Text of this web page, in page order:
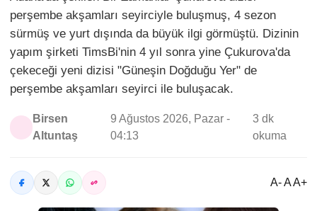
perşembe akşamları seyirciyle buluşmuş, 4 sezon
sürmüş ve yurt dışında da büyük ilgi görmüştü. Dizinin
yapım şirketi TimsBi'nin 4 yıl sonra yine Çukurova'da
çekeceği yeni dizisi "Güneşin Doğduğu Yer" de
perşembe akşamları seyirci ile buluşacak.
Birsen
Altuntaş
9 Ağustos 2026, Pazar -
04:13
3 dk
okuma
A- A A+